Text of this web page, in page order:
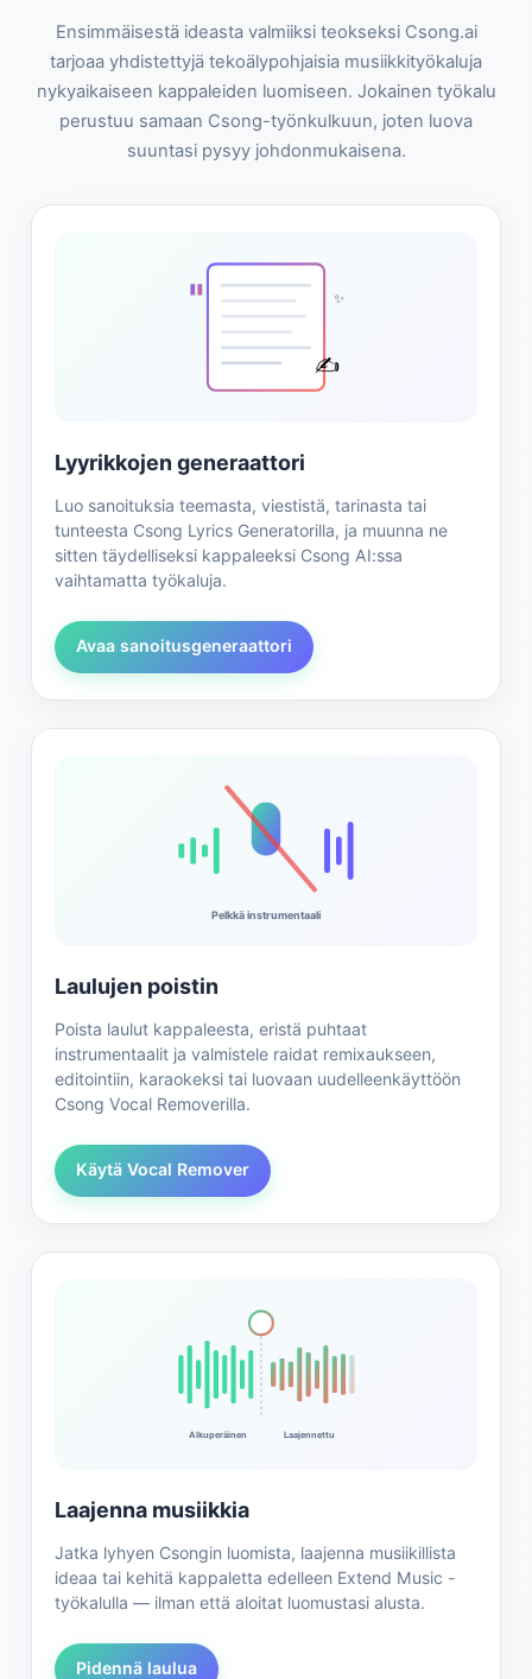
Ensimmäisestä ideasta valmiiksi teokseksi Csong.ai
tarjoaa yhdistettyjä tekoälypohjaisia musiikkityökaluja
nykyaikaiseen kappaleiden luomiseen. Jokainen työkalu
perustuu samaan Csong-työnkulkuun, joten luova
suuntasi pysyy johdonmukaisena.
✍️
" ✨
Lyyrikkojen generaattori
Luo sanoituksia teemasta, viestistä, tarinasta tai
tunteesta Csong Lyrics Generatorilla, ja muunna ne
sitten täydelliseksi kappaleeksi Csong AI:ssa
vaihtamatta työkaluja.
Avaa sanoitusgeneraattori
Pelkkä instrumentaali
Laulujen poistin
Poista laulut kappaleesta, eristä puhtaat
instrumentaalit ja valmistele raidat remixaukseen,
editointiin, karaokeksi tai luovaan uudelleenkäyttöön
Csong Vocal Removerilla.
Käytä Vocal Remover
Alkuperäinen Laajennettu
Laajenna musiikkia
Jatka lyhyen Csongin luomista, laajenna musiikillista
ideaa tai kehitä kappaletta edelleen Extend Music -
työkalulla — ilman että aloitat luomustasi alusta.
Pidennä laulua